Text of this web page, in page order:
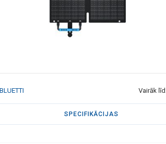
Vairāk
SPECIFIKĀCIJAS